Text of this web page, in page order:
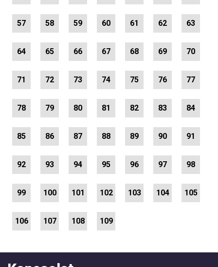
57 58 59 60 61 62 63
64 65 66 67 68 69 70
71 72 73 74 75 76 77
78 79 80 81 82 83 84
85 86 87 88 89 90 91
92 93 94 95 96 97 98
99 100 101 102 103 104 105
106 107 108 109